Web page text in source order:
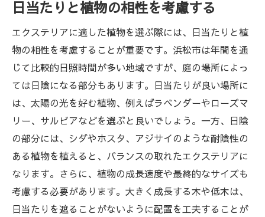
日当たりと植物の相性を考慮する
エクステリアに適した植物を選ぶ際には、日当たりと植
物の相性を考慮することが重要です。浜松市は年間を通
じて比較的日照時間が多い地域ですが、庭の場所によっ
ては日陰になる部分もあります。日当たりが良い場所に
は、太陽の光を好む植物、例えばラベンダーやローズマ
リー、サルビアなどを選ぶと良いでしょう。一方、日陰
の部分には、シダやホスタ、アジサイのような耐陰性の
ある植物を植えると、バランスの取れたエクステリアに
なります。さらに、植物の成長速度や最終的なサイズも
考慮する必要があります。大きく成長する木や低木は、
日当たりを遮ることがないように配置を工夫することが